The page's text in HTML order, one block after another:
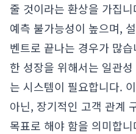
줄 것이라는 환상을 가집
예측 불가능성이 높으며,
벤트로 끝나는 경우가 많
한 성장을 위해서는 일관
는 시스템이 필요합니다.
아닌, 장기적인 고객 관계
목표로 해야 함을 의미합